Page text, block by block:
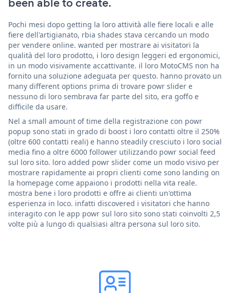
Pochi mesi dopo getting la loro attività alle fiere locali e alle
fiere dell'artigianato, rbia shades stava cercando un modo
per vendere online. wanted per mostrare ai visitatori la
qualità del loro prodotto, i loro design leggeri ed ergonomici,
in un modo visivamente accattivante. il loro MotoCMS non ha
fornito una soluzione adeguata per questo. hanno provato un
many different options prima di trovare powr slider e
nessuno di loro sembrava far parte del sito, era goffo e
difficile da usare.
Nel a small amount of time della registrazione con powr
popup sono stati in grado di boost i loro contatti oltre il 250%
(oltre 600 contatti reali) e hanno steadily cresciuto i loro social
media fino a oltre 6000 follower utilizzando powr social feed
sul loro sito. loro added powr slider come un modo visivo per
mostrare rapidamente ai propri clienti come sono landing on
la homepage come appaiono i prodotti nella vita reale.
mostra bene i loro prodotti e offre ai clienti un'ottima
esperienza in loco. infatti discovered i visitatori che hanno
interagito con le app powr sul loro sito sono stati coinvolti 2,5
volte più a lungo di qualsiasi altra persona sul loro sito.